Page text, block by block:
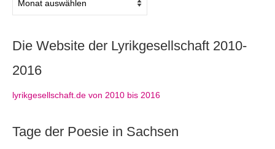
Die Website der Lyrikgesellschaft 2010-
2016
lyrikgesellschaft.de von 2010 bis 2016
Tage der Poesie in Sachsen